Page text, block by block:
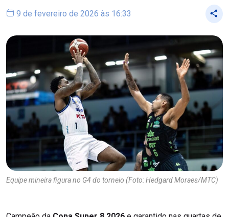
9 de fevereiro de 2026 às 16:33
Equipe mineira figura no G4 do torneio (Foto: Hedgard Moraes/MTC)